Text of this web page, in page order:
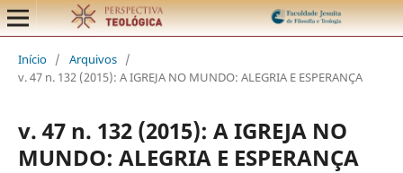
Início / Arquivos /
v. 47 n. 132 (2015): A IGREJA NO MUNDO: ALEGRIA E ESPERANÇA
v. 47 n. 132 (2015): A IGREJA NO
MUNDO: ALEGRIA E ESPERANÇA